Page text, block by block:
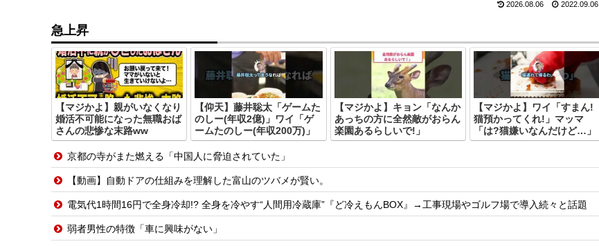
2026.08.06 2022.09.06
急上昇
【マジかよ】親がいなくなり
婚活不可能になった無職おば
さんの悲惨な末路ww
【仰天】藤井聡太「ゲームた
のしー(年収2億)」ワイ「ゲ
ームたのしー(年収200万)」
【マジかよ】キョン「なんか
あっちの方に全然敵がおらん
楽園あるらしいで!」
【マジかよ】ワイ「すまん!
猫預かってくれ!」マッマ
「は?猫嫌いなんだけど…」
京都の寺がまた燃える「中国人に脅迫されていた」
【動画】自動ドアの仕組みを理解した富山のツバメが賢い。
電気代1時間16円で全身冷却!? 全身を冷やす“人間用冷蔵庫”『ど冷えもんBOX』→工事現場やゴルフ場で導入続々と話題
弱者男性の特徴「車に興味がない」